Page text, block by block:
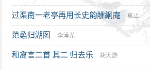
过渠南一老亭再用长史韵酬絅庵 莫止
范蠡归湖图 李溥光
和禽言二首 其二 归去乐 胡天游